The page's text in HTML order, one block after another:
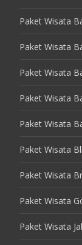
Paket Wisata
Paket Wisata
Paket Wisata
Paket Wisata
Paket Wisata
Paket Wisata
Paket Wisata
Paket Wisata
Paket Wisata